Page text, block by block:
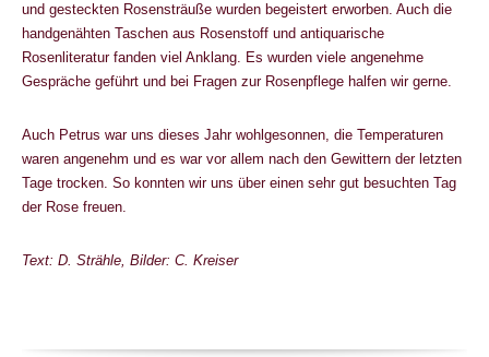
und gesteckten Rosensträuße wurden begeistert erworben. Auch die
handgenähten Taschen aus Rosenstoff und antiquarische
Rosenliteratur fanden viel Anklang. Es wurden viele angenehme
Gespräche geführt und bei Fragen zur Rosenpflege halfen wir gerne.
Auch Petrus war uns dieses Jahr wohlgesonnen, die Temperaturen
waren angenehm und es war vor allem nach den Gewittern der letzten
Tage trocken. So konnten wir uns über einen sehr gut besuchten Tag
der Rose freuen.
Text: D. Strähle, Bilder: C. Kreiser